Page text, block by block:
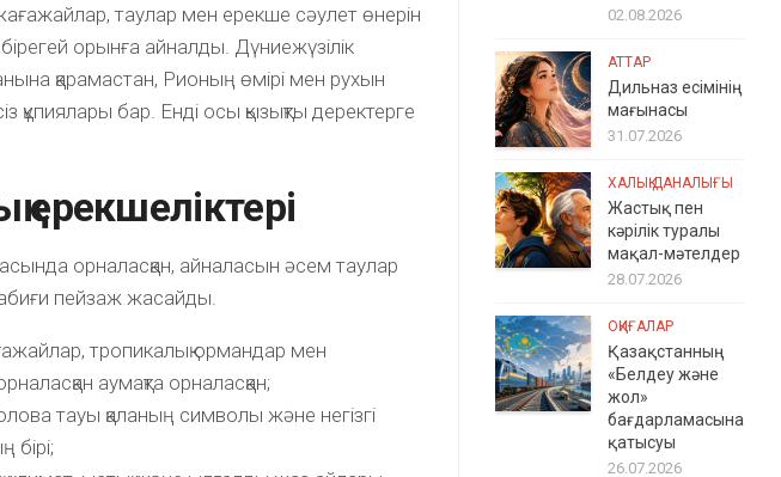
таулар мен ерекше сәулет өнерін
бірегей орынға айналды. Дүниежүзілік
қарамастан, Рионың өмірі мен рухын
құпиялары бар. Енді осы қызықты деректерге
ерекшеліктері
орналасқан, айналасын әсем таулар
пейзаж жасайды.
тропикалық ормандар мен
аумақта орналасқан;
тауы қаланың символы және негізгі
бірі;
02.08.2026
АТТАР
Дильназ есімінің
мағынасы
31.07.2026
ХАЛЫҚ ДАНАЛЫҒЫ
Жастық пен
кәрілік туралы
мақал-мәтелдер
28.07.2026
ОҚИҒАЛАР
Қазақстанның
«Белдеу және
жол»
бағдарламасына
қатысуы
26.07.2026